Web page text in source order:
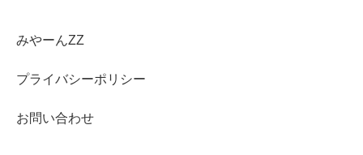
みやーんZZ
プライバシーポリシー
お問い合わせ